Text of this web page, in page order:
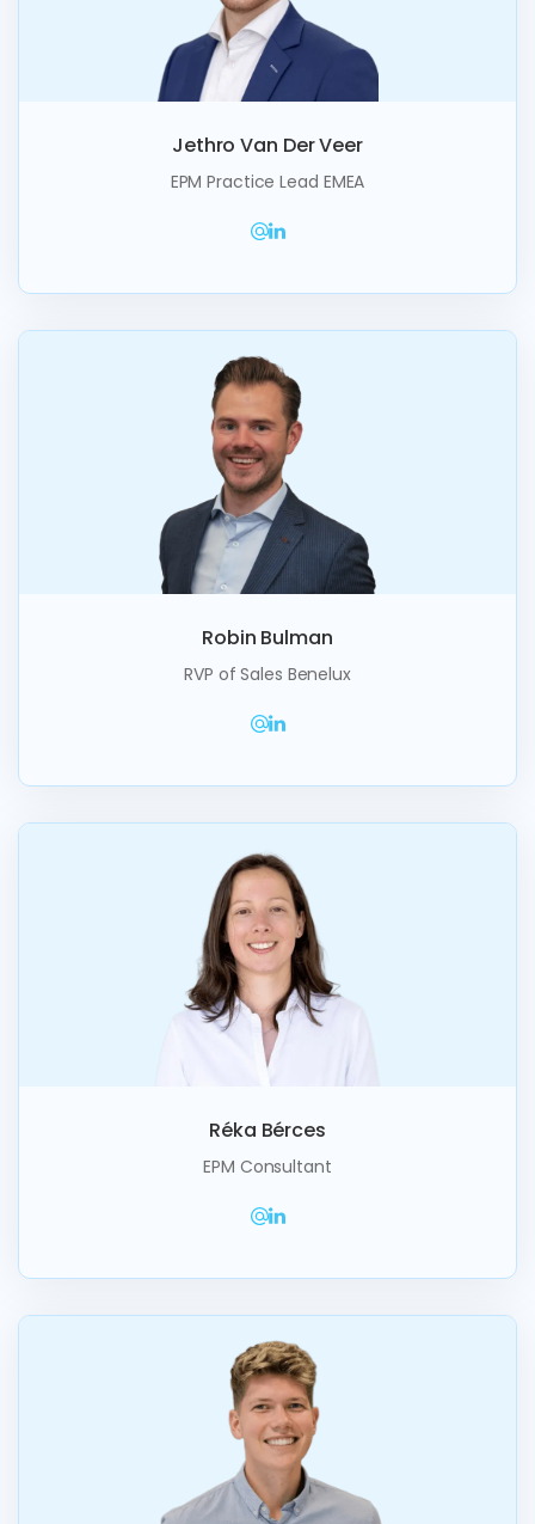
Jethro Van Der Veer
EPM Practice Lead EMEA
Robin Bulman
RVP of Sales Benelux
Réka Bérces
EPM Consultant